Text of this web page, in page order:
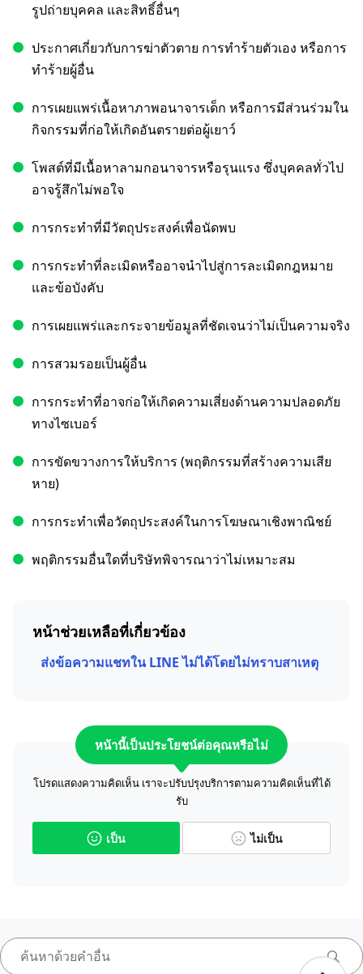
รูปถ่ายบุคคล และสิทธิ์อื่นๆ
ประกาศเกี่ยวกับการฆ่าตัวตาย การทำร้ายตัวเอง หรือการ
ทำร้ายผู้อื่น
การเผยแพร่เนื้อหาภาพอนาจารเด็ก หรือการมีส่วนร่วมใน
กิจกรรมที่ก่อให้เกิดอันตรายต่อผู้เยาว์
โพสต์ที่มีเนื้อหาลามกอนาจารหรือรุนแรง ซึ่งบุคคลทั่วไป
อาจรู้สึกไม่พอใจ
การกระทำที่มีวัตถุประสงค์เพื่อนัดพบ
การกระทำที่ละเมิดหรืออาจนำไปสู่การละเมิดกฎหมาย
และข้อบังคับ
การเผยแพร่และกระจายข้อมูลที่ชัดเจนว่าไม่เป็นความจริง
การสวมรอยเป็นผู้อื่น
การกระทำที่อาจก่อให้เกิดความเสี่ยงด้านความปลอดภัย
ทางไซเบอร์
การขัดขวางการให้บริการ (พฤติกรรมที่สร้างความเสีย
หาย)
การกระทำเพื่อวัตถุประสงค์ในการโฆษณาเชิงพาณิชย์
พฤติกรรมอื่นใดที่บริษัทพิจารณาว่าไม่เหมาะสม
หน้าช่วยเหลือที่เกี่ยวข้อง
ส่งข้อความแชทใน LINE ไม่ได้โดยไม่ทราบสาเหตุ
หน้านี้เป็นประโยชน์ต่อคุณหรือไม่
โปรดแสดงความคิดเห็น เราจะปรับปรุงบริการตามความคิดเห็นที่ได้
รับ
เป็น ไม่เป็น